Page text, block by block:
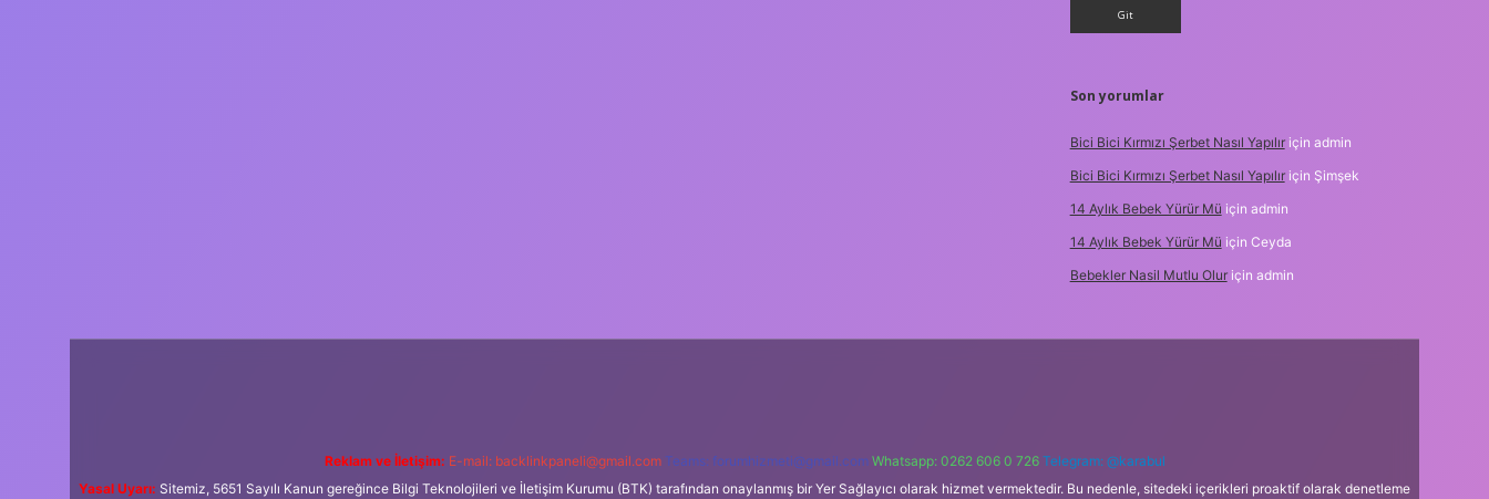
Son yorumlar
Bici Bici Kırmızı Şerbet Nasıl Yapılıriçin admin
Bici Bici Kırmızı Şerbet Nasıl Yapılıriçin Şimşek
14 Aylık Bebek Yürür Mü için admin
14 Aylık Bebek Yürür Mü için Ceyda
Bebekler Nasil Mutlu Oluriçin admin
Reklam ve İletişim: E-mail: backlinkpaneli@gmail.com Teams: forumhizmeti@gmail.com Whatsapp: 0262 606 0 726 Telegram: @karabul
Yasal Uyarı: Sitemiz, 5651 Sayılı Kanun gereğince Bilgi Teknolojileri ve İletişim Kurumu (BTK) tarafından onaylanmış bir Yer Sağlayıcı olarak hizmet vermektedir. Bu nedenle, sitedeki içerikleri proaktif olarak denetleme